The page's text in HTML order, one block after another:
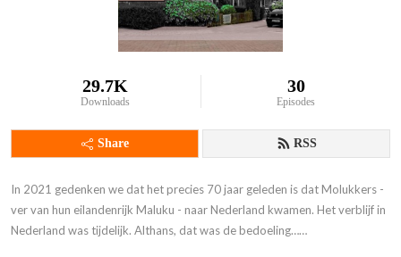
29.7K
Downloads
30
Episodes
Share RSS
In 2021 gedenken we dat het precies 70 jaar geleden is dat Molukkers -
ver van hun eilandenrijk Maluku - naar Nederland kwamen. Het verblijf in
Nederland was tijdelijk. Althans, dat was de bedoeling…